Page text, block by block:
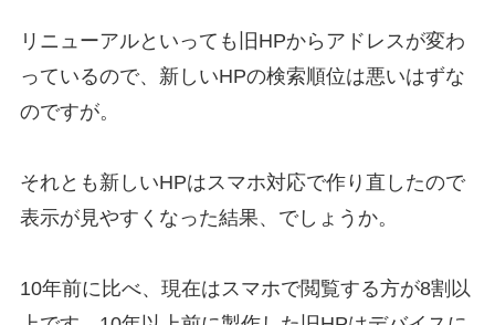
リニューアルといっても旧HPからアドレスが変わ
っているので、新しいHPの検索順位は悪いはずな
のですが。
それとも新しいHPはスマホ対応で作り直したので
表示が見やすくなった結果、でしょうか。
10年前に比べ、現在はスマホで閲覧する方が8割以